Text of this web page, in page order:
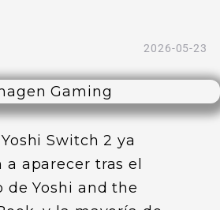
2026-05-23
Switch 2 ya
aparecer tras el
de Yoshi and the